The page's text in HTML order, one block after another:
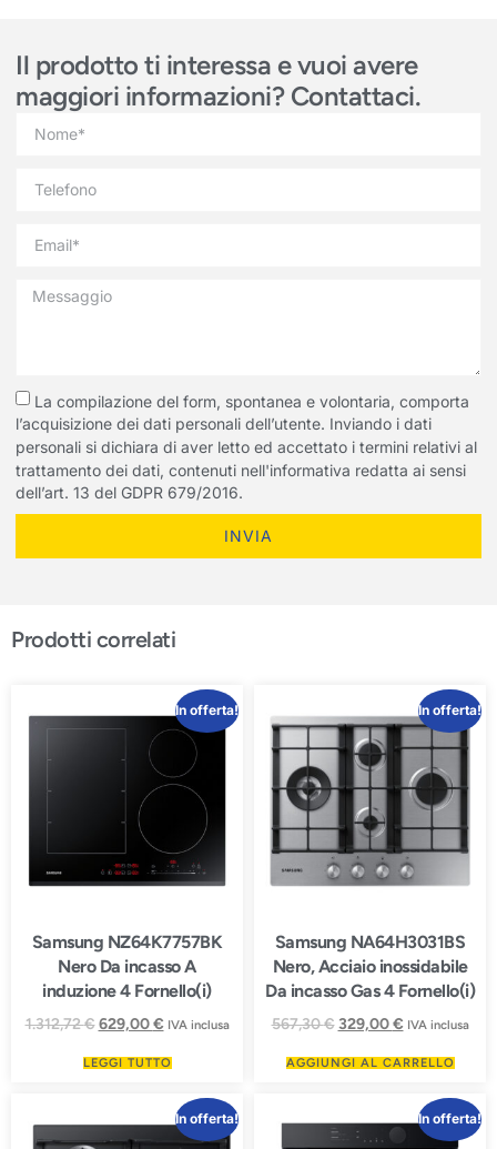
Il prodotto ti interessa e vuoi avere
maggiori informazioni? Contattaci.
La compilazione del form, spontanea e volontaria, comporta
l’acquisizione dei dati personali dell’utente. Inviando i dati
personali si dichiara di aver letto ed accettato i termini relativi al
trattamento dei dati, contenuti nell'informativa redatta ai sensi
dell’art. 13 del GDPR 679/2016.
INVIA
Prodotti correlati
In offerta!
Samsung NZ64K7757BK
Nero Da incasso A
induzione 4 Fornello(i)
1.312,72€ 629,00€ IVA inclusa
LEGGI TUTTO
In offerta!
Samsung NA64H3031BS
Nero, Acciaio inossidabile
Da incasso Gas 4 Fornello(i)
567,30€ 329,00€ IVA inclusa
AGGIUNGI AL CARRELLO
In offerta! In offerta!